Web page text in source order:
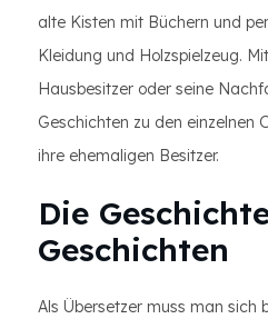
alte Kisten mit Büchern und
Kleidung und Holzspielzeug.
Hausbesitzer oder seine
Geschichten zu den einzelnen
ihre ehemaligen Besitzer.
Die
Geschichten
Als Übersetzer muss man sich